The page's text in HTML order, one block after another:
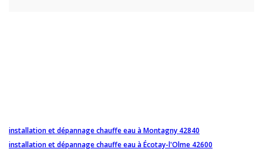
installation et dépannage chauffe eau à Montagny 42840
installation et dépannage chauffe eau à Écotay-l'Olme 42600